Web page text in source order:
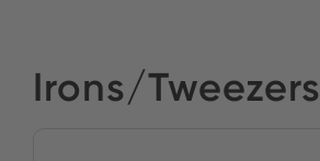
Stock :
Irons/Tweezers